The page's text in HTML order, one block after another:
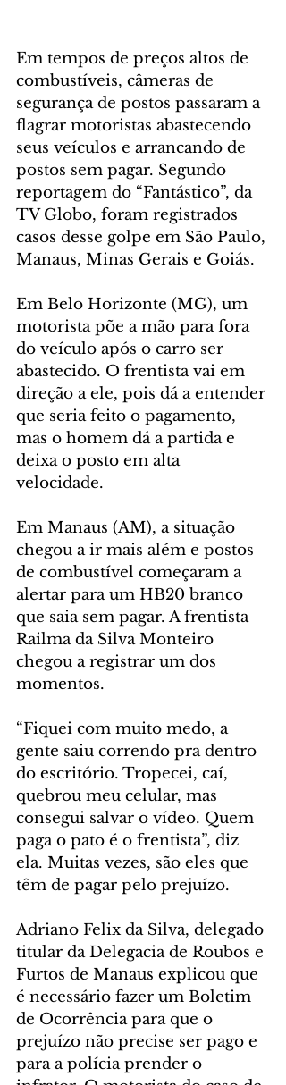
Em tempos de preços altos de
combustíveis, câmeras de
segurança de postos passaram a
flagrar motoristas abastecendo
seus veículos e arrancando de
postos sem pagar. Segundo
reportagem do “Fantástico”, da
TV Globo, foram registrados
casos desse golpe em São Paulo,
Manaus, Minas Gerais e Goiás.
Em Belo Horizonte (MG), um
motorista põe a mão para fora
do veículo após o carro ser
abastecido. O frentista vai em
direção a ele, pois dá a entender
que seria feito o pagamento,
mas o homem dá a partida e
deixa o posto em alta
velocidade.
Em Manaus (AM), a situação
chegou a ir mais além e postos
de combustível começaram a
alertar para um HB20 branco
que saia sem pagar. A frentista
Railma da Silva Monteiro
chegou a registrar um dos
momentos.
“Fiquei com muito medo, a
gente saiu correndo pra dentro
do escritório. Tropecei, caí,
quebrou meu celular, mas
consegui salvar o vídeo. Quem
paga o pato é o frentista”, diz
ela. Muitas vezes, são eles que
têm de pagar pelo prejuízo.
Adriano Felix da Silva, delegado
titular da Delegacia de Roubos e
Furtos de Manaus explicou que
é necessário fazer um Boletim
de Ocorrência para que o
prejuízo não precise ser pago e
para a polícia prender o